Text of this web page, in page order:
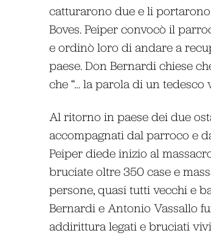
catturarono due e li
Boves. Peiper convocò il
e ordinò loro di andare a
paese. Don Bernardi chiese
che “… la parola di un
Al ritorno in paese dei due
accompagnati dal parroco e
Peiper diede inizio al
bruciate oltre 350 case e
persone, quasi tutti vecchi e
Bernardi e Antonio Vassallo
addirittura legati e bruciati vivi.